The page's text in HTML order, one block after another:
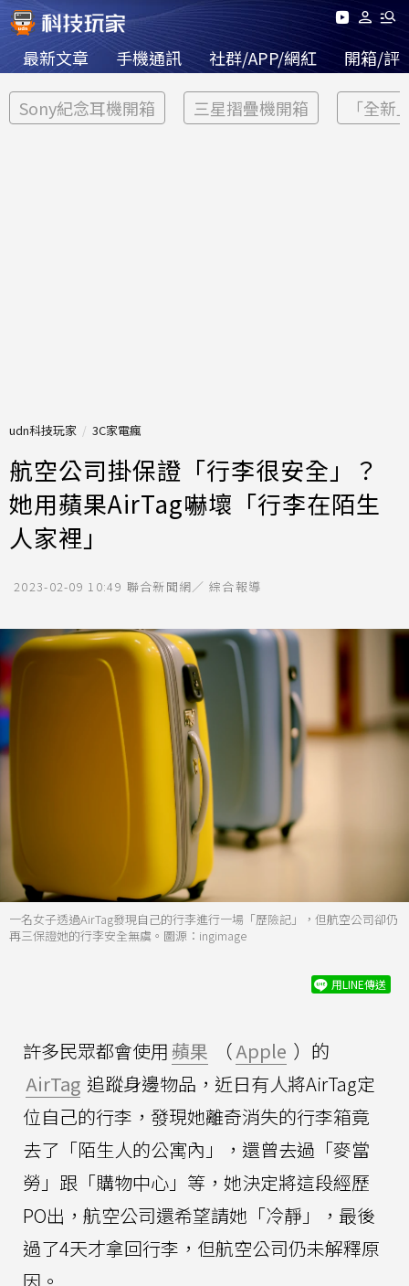
最新文章 手機通訊 社群/APP/網紅 開箱/評
Sony紀念耳機開箱 三星摺疊機開箱 「全新
udn科技玩家 3C家電瘋
航空公司掛保證「行李很安全」？
她用蘋果AirTag嚇壞「行李在陌生
人家裡」
2023-02-09 10:49 聯合新聞網／ 綜合報導
一名女子透過AirTag發現自己的行李進行一場「歷險記」，但航空公司卻仍
再三保證她的行李安全無虞。圖源：ingimage
用LINE傳送
許多民眾都會使用蘋果 （Apple ）的
AirTag 追蹤身邊物品，近日有人將AirTag定
位自己的行李，發現她離奇消失的行李箱竟
去了「陌生人的公寓內」，還曾去過「麥當
勞」跟「購物中心」等，她決定將這段經歷
PO出，航空公司還希望請她「冷靜」，最後
過了4天才拿回行李，但航空公司仍未解釋原
因。